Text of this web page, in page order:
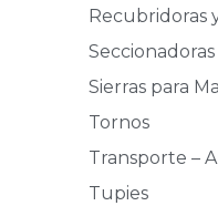
Recubridoras
Seccionadoras
Sierras para
Tornos
Transporte –
Tupies